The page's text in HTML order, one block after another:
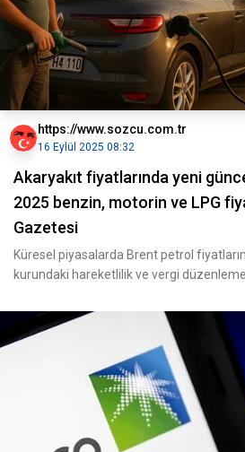
https://www.sozcu.com.tr
16 Eylül 2025 08:32
Akaryakıt fiyatlarında yeni
2025 benzin, motorin ve LPG
Gazetesi
Küresel piyasalarda Brent petrol
kurundaki hareketlilik ve vergi